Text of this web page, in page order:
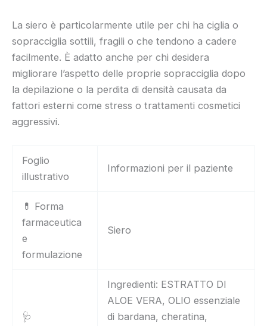
La siero è particolarmente utile per chi ha ciglia o
sopracciglia sottili, fragili o che tendono a cadere
facilmente. È adatto anche per chi desidera
migliorare l’aspetto delle proprie sopracciglia dopo
la depilazione o la perdita di densità causata da
fattori esterni come stress o trattamenti cosmetici
aggressivi.
Foglio
illustrativo
Informazioni per il paziente
💊 Forma
farmaceutica
e
formulazione
Siero
🩺
Ingredienti: ESTRATTO DI
ALOE VERA, OLIO essenziale
di bardana, cheratina,